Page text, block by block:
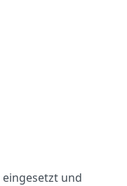
eingesetzt und